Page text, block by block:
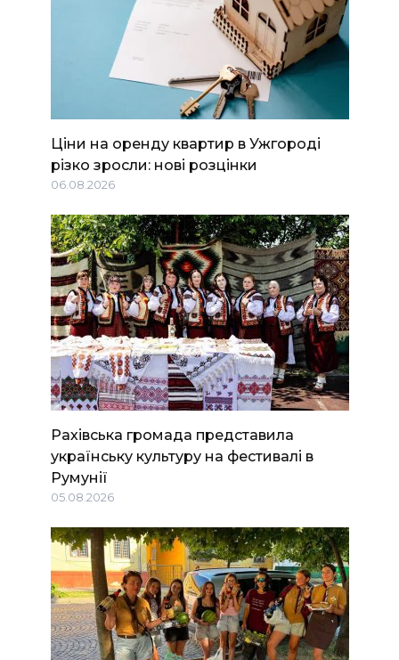
Ціни на оренду квартир в Ужгороді
різко зросли: нові розцінки
06.08.2026
Рахівська громада представила
українську культуру на фестивалі в
Румунії
05.08.2026